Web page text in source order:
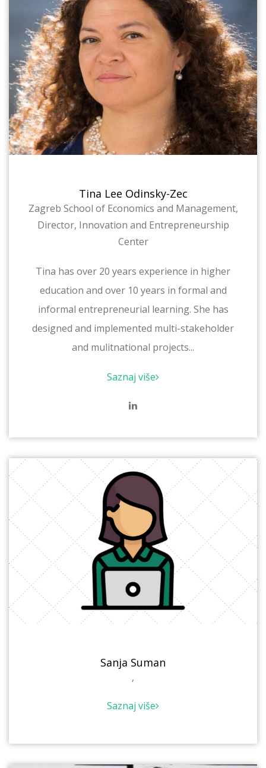
Tina Lee Odinsky-Zec
Zagreb School of Economics and Management,
Director, Innovation and Entrepreneurship
Center
Tina has over 20 years experience in higher
education and over 10 years in formal and
informal entrepreneurial learning. She has
designed and implemented multi-stakeholder
and mulitnational projects...
Saznaj više
Sanja Suman
,
Saznaj više